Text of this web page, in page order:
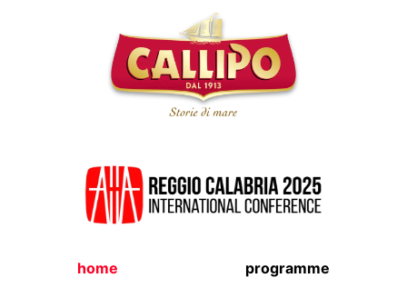
home programme